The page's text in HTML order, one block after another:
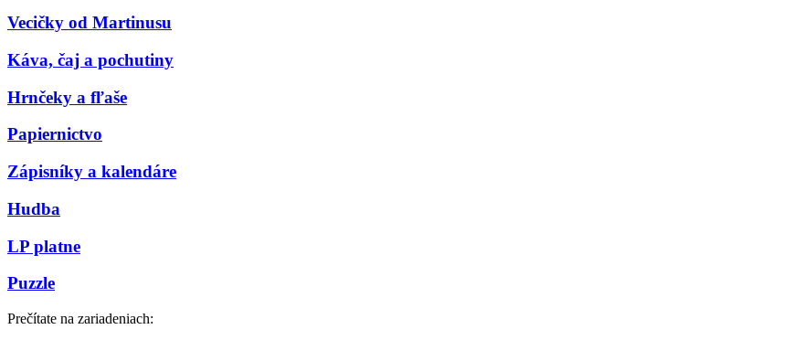
Vecičky od Martinusu
Káva, čaj a pochutiny
Hrnčeky a fľaše
Papiernictvo
Zápisníky a kalendáre
Hudba
LP platne
Puzzle
Prečítate na zariadeniach: